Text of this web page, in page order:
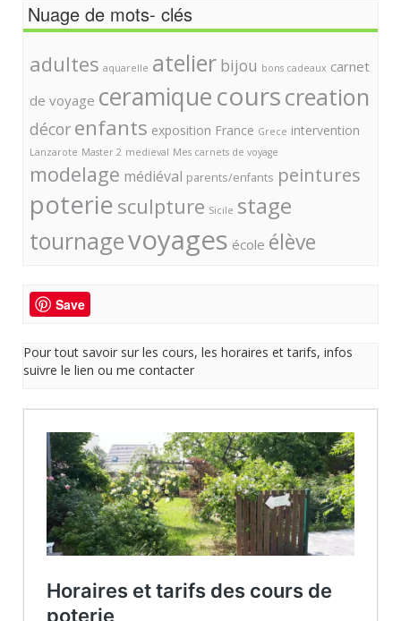
Nuage de mots- clés
adultes aquarelle atelier bijou bons cadeaux carnet
de voyage ceramiquecourscreation
décor enfants exposition France Grece intervention
Lanzarote Master 2 medieval Mes carnets de voyage
modelage médiéval parents/enfants peintures
poterie sculpture Sicile stage
tournagevoyages école élève
Save
Pour tout savoir sur les cours, les horaires et tarifs, infos
suivre le lien ou me contacter